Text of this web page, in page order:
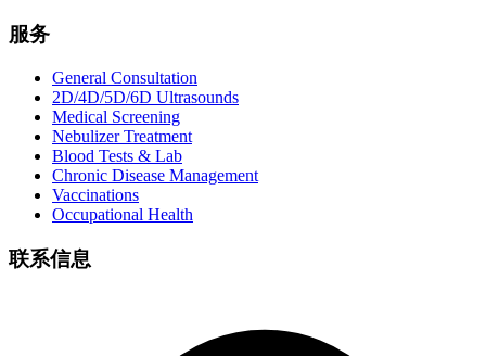
服务
General Consultation
2D/4D/5D/6D Ultrasounds
Medical Screening
Nebulizer Treatment
Blood Tests & Lab
Chronic Disease Management
Vaccinations
Occupational Health
联系信息